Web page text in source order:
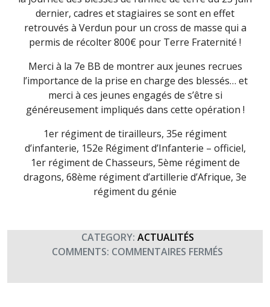
dernier, cadres et stagiaires se sont en effet
retrouvés à Verdun pour un cross de masse qui a
permis de récolter 800€ pour Terre Fraternité !
Merci à la 7e BB de montrer aux jeunes recrues
l’importance de la prise en charge des blessés… et
merci à ces jeunes engagés de s’être si
généreusement impliqués dans cette opération !
1er régiment de tirailleurs, 35e régiment
d’infanterie, 152e Régiment d’Infanterie – officiel,
1er régiment de Chasseurs, 5ème régiment de
dragons, 68ème régiment d’artillerie d’Afrique, 3e
régiment du génie
CATEGORY: ACTUALITÉS
COMMENTS: COMMENTAIRES FERMÉS
AU